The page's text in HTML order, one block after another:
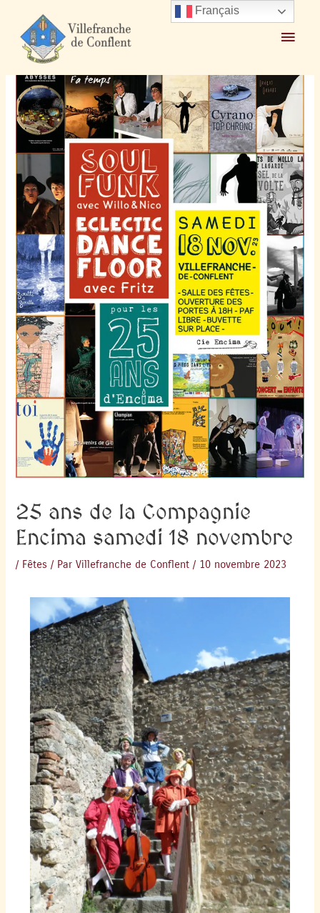
Accueil 2023 novembre
25 ans de la Compagnie Encima samedi 18 novembre
25 ans de la Compagnie
Encima samedi 18 novembre
/ Fêtes / ParVillefranche de Conflent / 10 novembre 2023
Français